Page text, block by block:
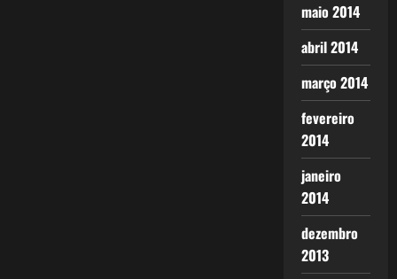
maio 2014
abril 2014
março 2014
fevereiro
2014
janeiro
2014
dezembro
2013